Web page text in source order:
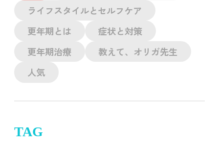
ライフスタイルとセルフケア
更年期とは
症状と対策
更年期治療
教えて、オリガ先生
人気
TAG